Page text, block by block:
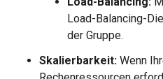
Load-Balancing-
der Gruppe.
Skalierbarkeit: Wenn